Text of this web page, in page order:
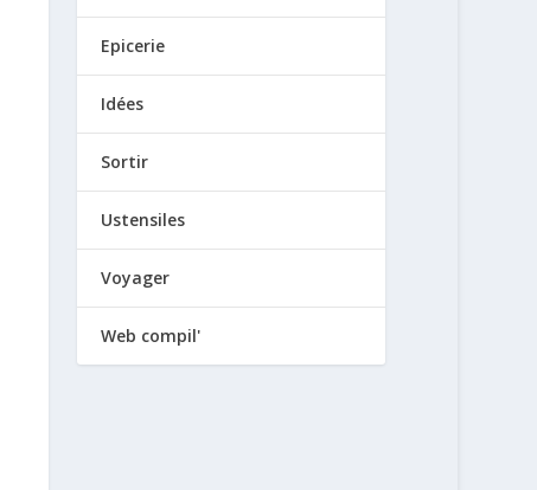
Epicerie
Idées
Sortir
Ustensiles
Voyager
Web compil'